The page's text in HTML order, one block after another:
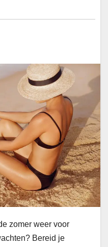
zomer weer voor
Bereid je